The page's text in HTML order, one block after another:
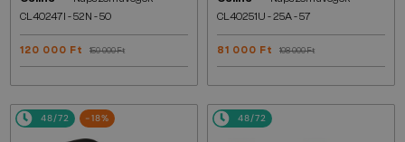
CL40247I - 52N - 50
120 000 Ft 150 000 Ft
CL40251U - 25A - 57
81 000 Ft 108 000 Ft
48/72 -18% 48/72